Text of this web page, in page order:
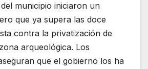
municipio iniciaron un
que ya supera las doce
contra la privatización de
arqueológica. Los
que el gobierno los ha